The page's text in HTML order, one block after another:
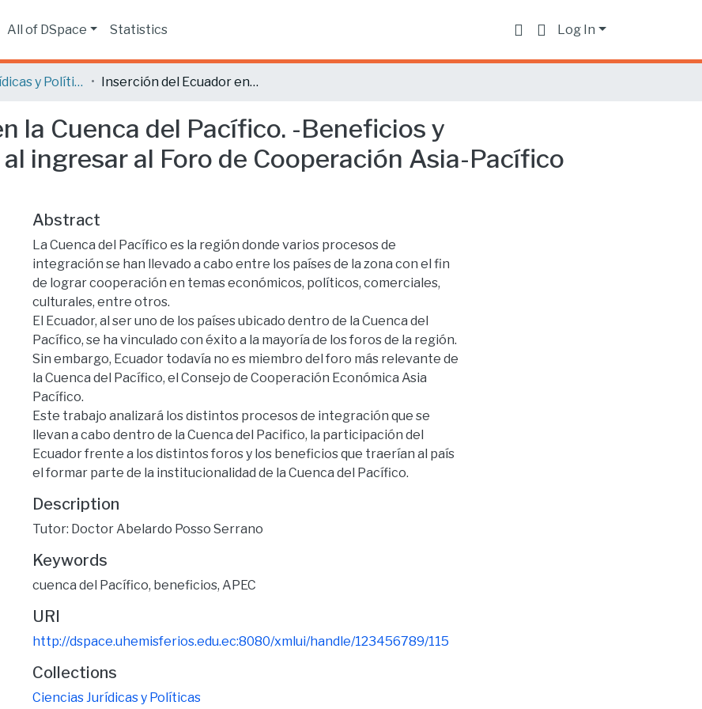
All of DSpace Statistics Log In
Ciencias Jurídicas y Políticas Inserción del Ecuador en la Cuenca del Pacífico. -Beneficios y oportunidades del país al ingresar al Foro de Cooperación Asia-Pacífico (APEC)
la Cuenca del Pacífico. -Beneficios y
ingresar al Foro de Cooperación Asia-Pacífico
Abstract
La Cuenca del Pacífico es la región donde varios procesos de
integración se han llevado a cabo entre los países de la zona con el fin
de lograr cooperación en temas económicos, políticos, comerciales,
culturales, entre otros.
El Ecuador, al ser uno de los países ubicado dentro de la Cuenca del
Pacífico, se ha vinculado con éxito a la mayoría de los foros de la región.
Sin embargo, Ecuador todavía no es miembro del foro más relevante de
la Cuenca del Pacífico, el Consejo de Cooperación Económica Asia
Pacífico.
Este trabajo analizará los distintos procesos de integración que se
llevan a cabo dentro de la Cuenca del Pacifico, la participación del
Ecuador frente a los distintos foros y los beneficios que traerían al país
el formar parte de la institucionalidad de la Cuenca del Pacífico.
Description
Tutor: Doctor Abelardo Posso Serrano
Keywords
cuenca del Pacífico, beneficios, APEC
URI
http://dspace.uhemisferios.edu.ec:8080/xmlui/handle/123456789/115
Collections
Ciencias Jurídicas y Políticas